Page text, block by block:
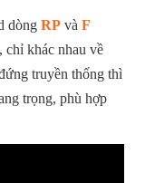
dòngRP vàF
chỉ khác nhau về
truyền thống thì
trọng, phù hợp